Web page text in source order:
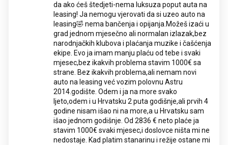
da ako ćeš štedjeti-nema luksuza poput auta na
leasing! Ja nemogu vjerovati da si uzeo auto na
leasing🤣 nema bančenja i opijanja.Možeš izaći u
grad jednom mjesečno ali normalan izlazak,bez
narodnjačkih klubova i plaćanja muzike i čašćenja
ekipe. Evo ja imam manju plaću od tebe i svaki
mjesec,bez ikakvih problema stavim 1000€ sa
strane. Bez ikakvih problema,ali nemam novi
auto na leasing već vozim polovnu Astru
2014.godište. Odem i ja na more svako
ljeto,odem i u Hrvatsku 2 puta godišnje,ali prvih 4
godine nisam išao ni na more,a u Hrvatsku sam
išao jednom godišnje. Od 2836 € neto plaće ja
stavim 1000€ svaki mjesec,i doslovce ništa mi ne
nedostaje. Kad platim stanarinu i režije ostane mi